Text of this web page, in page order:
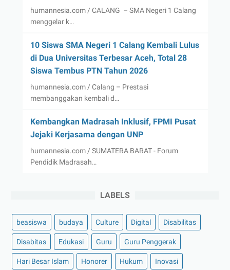
humannesia.com / CALANG – SMA Negeri 1 Calang
menggelar k…
10 Siswa SMA Negeri 1 Calang Kembali Lulus
di Dua Universitas Terbesar Aceh, Total 28
Siswa Tembus PTN Tahun 2026
humannesia.com / Calang – Prestasi
membanggakan kembali d…
Kembangkan Madrasah Inklusif, FPMI Pusat
Jejaki Kerjasama dengan UNP
humannesia.com / SUMATERA BARAT - Forum
Pendidik Madrasah…
LABELS
beasiswa budaya Culture Digital Disabilitas
Disabitas Edukasi Guru Guru Penggerak
Hari Besar Islam Honorer Hukum Inovasi